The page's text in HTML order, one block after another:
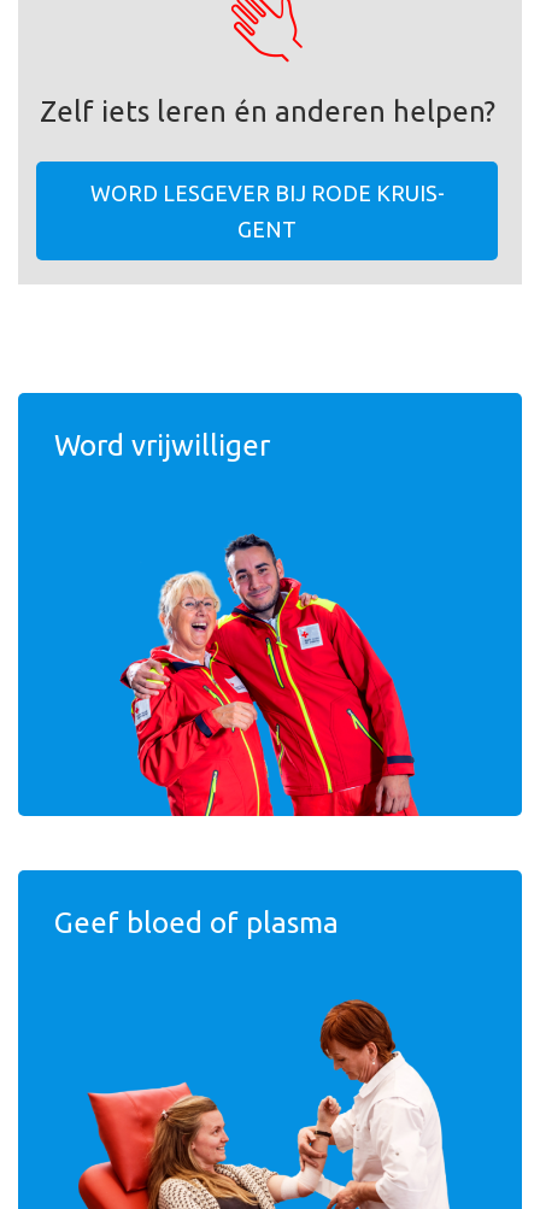
Zelf iets leren én anderen helpen?
WORD LESGEVER BIJ RODE KRUIS-
GENT
Word vrijwilliger
Geef bloed of plasma